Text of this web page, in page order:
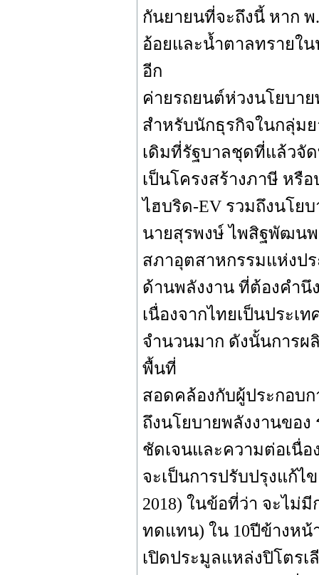
กันยายนที่จะถึงนี้ หาก
อ้อยและน้ำตาลทรายใน
อีก
ค่ายรถยนต์ห่วงนโยบาย
สำหรับนักธุรกิจในกลุ่ม
เดิมที่รัฐบาลชุดที่แล้วจั
เป็นโครงสร้างภาษี หรื
ไฮบริด-EV รวมถึงนโย
นายสุรพงษ์ ไพสิฐพัฒน
สภาอุตสาหกรรมแห่งป
ด้านพลังงาน ที่ต้องคำนึ
เนื่องจากไทยเป็นประเ
จำนวนมาก ดังนั้นการผ
พื้นที่
สอดคล้องกับผู้ประกอบ
ถึงนโยบายพลังงานของ
ชัดเจนและความต่อเนื่อ
จะเป็นการปรับปรุงแก้
2018) ในข้อที่ว่า จะไม่
ทดแทน) ใน 10ปีข้างหน้
เปิดประมูลแหล่งปิโตรเ